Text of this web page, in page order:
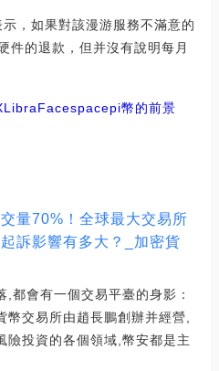
，如果對該漫游服務不滿意的
件的退款，但并沒有說明每月
LibraFacespacepi幣的前景
量70%！全球最大交易所
訴影響有多大？_加密貨
都會有一個交易平臺的身影：
交易所由趙長鵬創辦并經營,
險投資的各個領域,幣安都是主